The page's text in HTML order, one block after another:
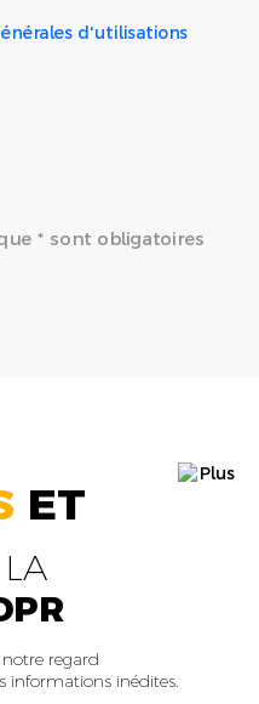
d'utilisations
* sont obligatoires
ET
regard
informations inédites.